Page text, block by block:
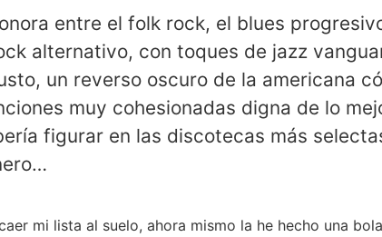
entre el folk rock, el blues
alternativo, con toques de jazz
un reverso oscuro de la americana
muy cohesionadas digna de lo
figurar en las discotecas más
mi lista al suelo, ahora mismo la he hecho una